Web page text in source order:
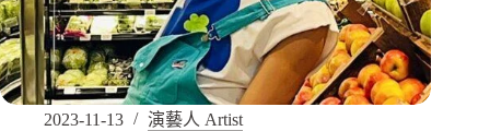
2023-11-13 演藝人 Artist